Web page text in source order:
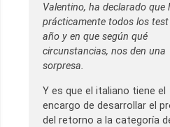
Valentino, ha declarado que
prácticamente todos los test
año y en que según qué
circunstancias, nos den una
sorpresa.
Y es que el italiano tiene el
encargo de desarrollar el
del retorno a la categoría